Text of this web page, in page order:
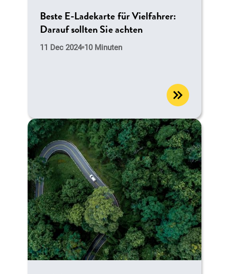
Beste E-Ladekarte für Vielfahrer:
Darauf sollten Sie achten
11 Dec 2024 10 Minuten